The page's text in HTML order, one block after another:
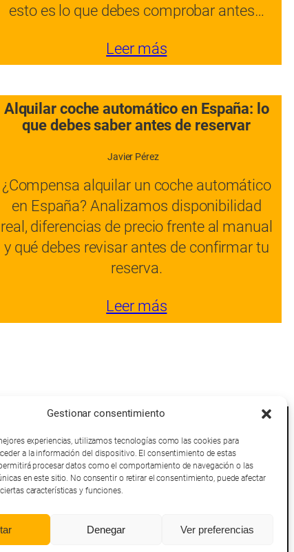
Gestionar consentimiento
experiencias, utilizamos tecnologías como las cookies para
a la información del dispositivo. El consentimiento de estas
procesar datos como el comportamiento de navegación o las
en este sitio. No consentir o retirar el consentimiento, puede afectar
características y funciones.
Denegar Ver preferencias
esto es lo que debes comprobar antes…
Leer más
Alquilar coche automático en España: lo
que debes saber antes de reservar
Javier Pérez
¿Compensa alquilar un coche automático
en España? Analizamos disponibilidad
real, diferencias de precio frente al manual
y qué debes revisar antes de confirmar tu
reserva.
Leer más
Política de Cookies
Politica de Privacidad
Política de afiliación
Aviso Legal